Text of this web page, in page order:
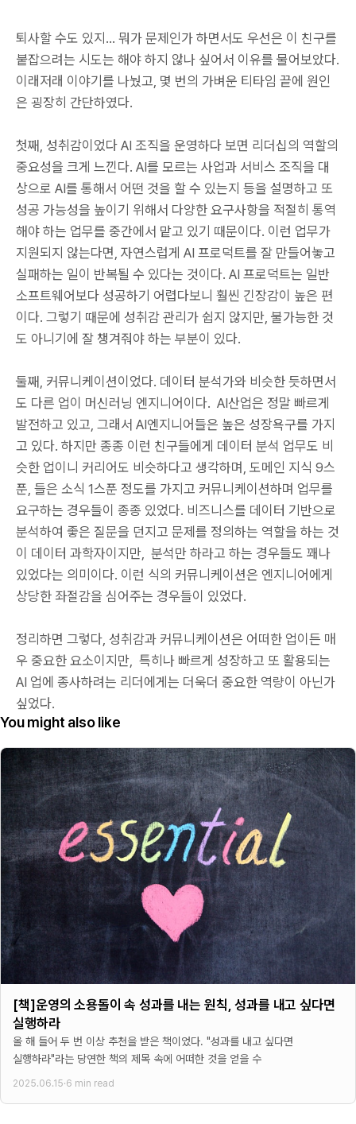
퇴사할 수도 있지... 뭐가 문제인가 하면서도 우선은 이 친구를
붙잡으려는 시도는 해야 하지 않나 싶어서 이유를 물어보았다.
이래저래 이야기를 나눴고, 몇 번의 가벼운 티타임 끝에 원인
은 굉장히 간단하였다.
첫째, 성취감이었다 AI 조직을 운영하다 보면 리더십의 역할의
중요성을 크게 느낀다. AI를 모르는 사업과 서비스 조직을 대
상으로 AI를 통해서 어떤 것을 할 수 있는지 등을 설명하고 또
성공 가능성을 높이기 위해서 다양한 요구사항을 적절히 통역
해야 하는 업무를 중간에서 맡고 있기 때문이다. 이런 업무가
지원되지 않는다면, 자연스럽게 AI 프로덕트를 잘 만들어놓고
실패하는 일이 반복될 수 있다는 것이다. AI 프로덕트는 일반
소프트웨어보다 성공하기 어렵다보니 훨씬 긴장감이 높은 편
이다. 그렇기 때문에 성취감 관리가 쉽지 않지만, 불가능한 것
도 아니기에 잘 챙겨줘야 하는 부분이 있다.
둘째, 커뮤니케이션이었다. 데이터 분석가와 비슷한 듯하면서
도 다른 업이 머신러닝 엔지니어이다. AI산업은 정말 빠르게
발전하고 있고, 그래서 AI엔지니어들은 높은 성장욕구를 가지
고 있다. 하지만 종종 이런 친구들에게 데이터 분석 업무도 비
슷한 업이니 커리어도 비슷하다고 생각하며, 도메인 지식 9스
푼, 들은 소식 1스푼 정도를 가지고 커뮤니케이션하며 업무를
요구하는 경우들이 종종 있었다. 비즈니스를 데이터 기반으로
분석하여 좋은 질문을 던지고 문제를 정의하는 역할을 하는 것
이 데이터 과학자이지만, 분석만 하라고 하는 경우들도 꽤나
있었다는 의미이다. 이런 식의 커뮤니케이션은 엔지니어에게
상당한 좌절감을 심어주는 경우들이 있었다.
정리하면 그렇다, 성취감과 커뮤니케이션은 어떠한 업이든 매
우 중요한 요소이지만, 특히나 빠르게 성장하고 또 활용되는
AI 업에 종사하려는 리더에게는 더욱더 중요한 역량이 아닌가
싶었다.
You might also like
[책]운영의 소용돌이 속 성과를 내는 원칙, 성과를 내고 싶다면
실행하라
올 해 들어 두 번 이상 추천을 받은 책이었다. "성과를 내고 싶다면
실행하라"라는 당연한 책의 제목 속에 어떠한 것을 얻을 수
2025.06.15·6 min read